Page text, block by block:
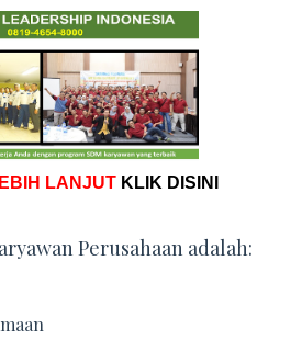
LANJUT KLIK DISINI
Perusahaan adalah: